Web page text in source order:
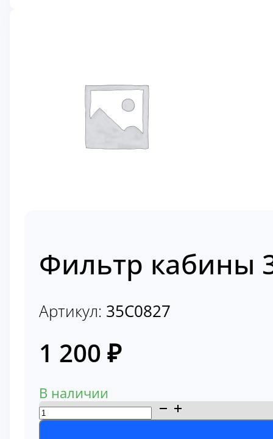
Фильтр кабины
Артикул: 35C0827
1 200 ₽
В наличии
Количество
товара